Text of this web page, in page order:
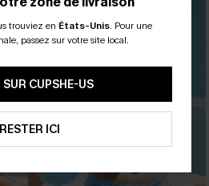
trouviez en États-Unis. Pour une
passez sur votre site local.
SUR CUPSHE-US
RESTER ICI